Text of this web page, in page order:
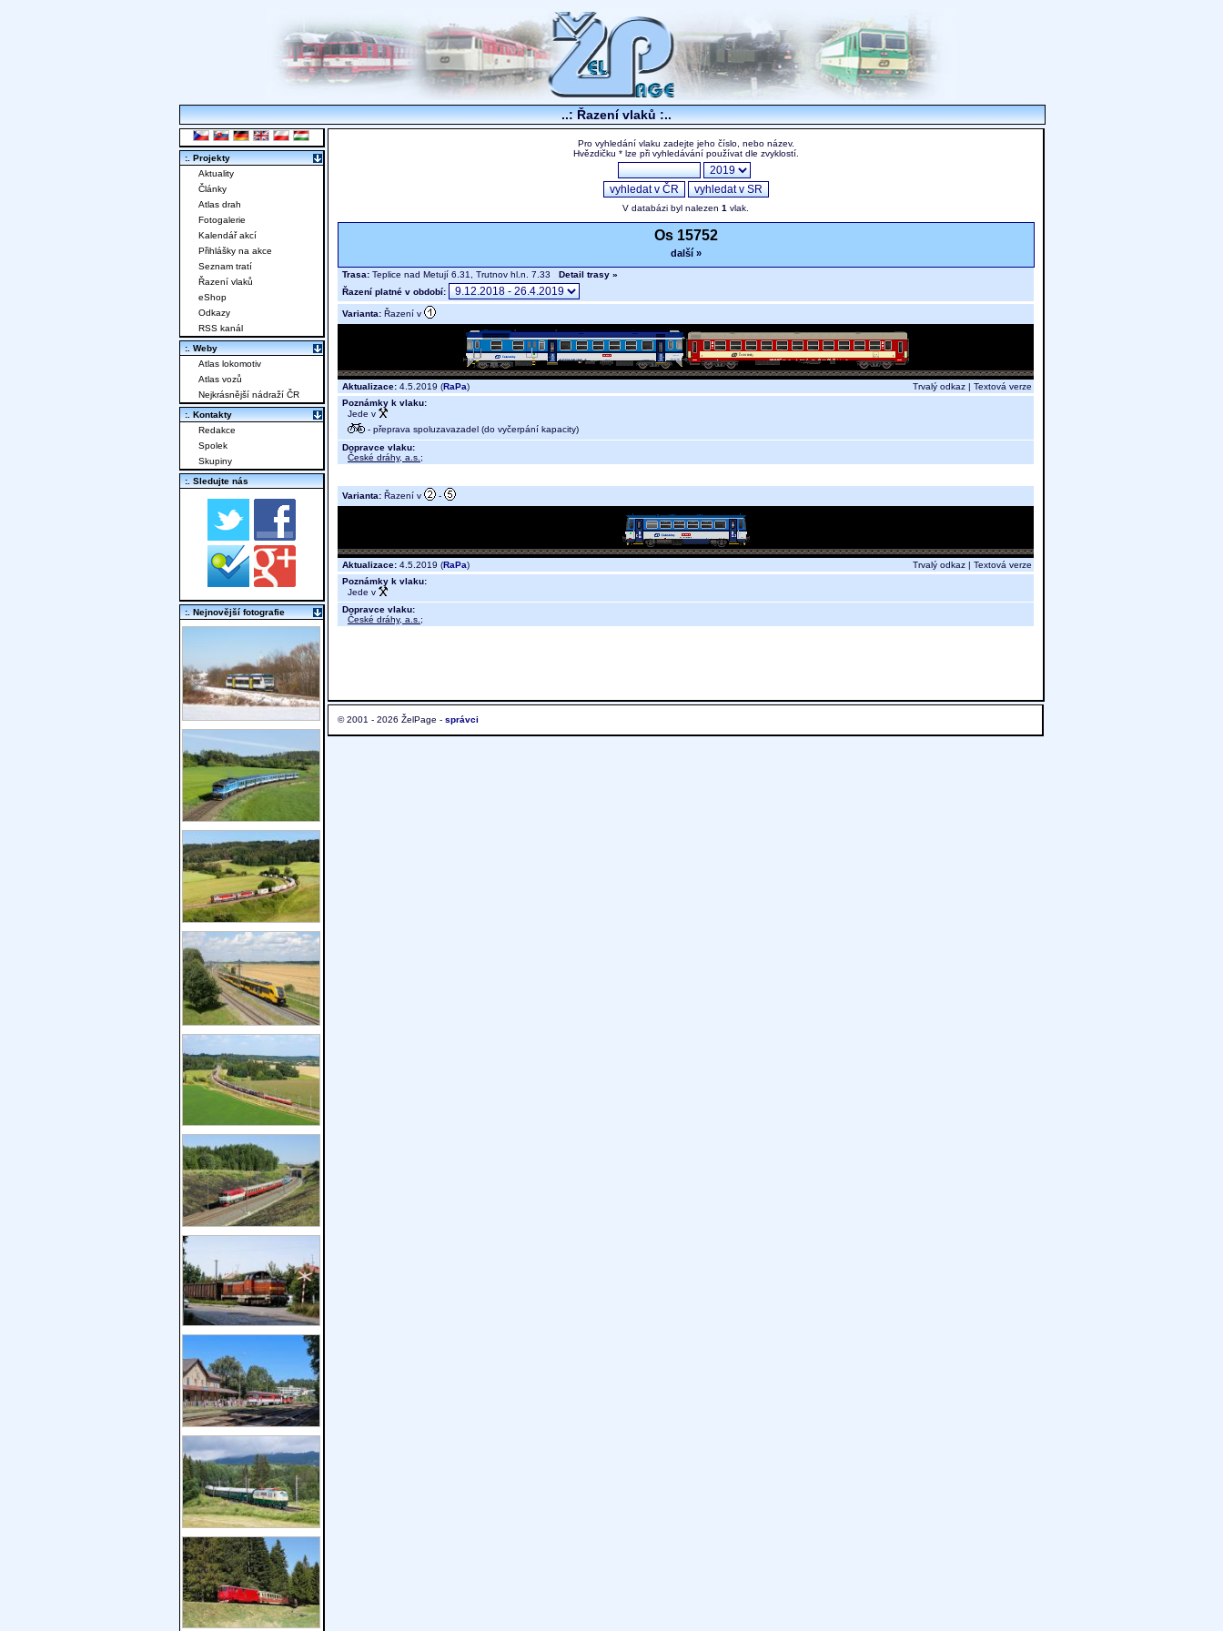
..: Řazení vlaků :..
Pro vyhledání vlaku zadejte jeho číslo, nebo název.
Hvězdičku * lze při vyhledávání používat dle zvyklostí.
V databázi byl nalezen 1 vlak.
Os 15752
další »
Trasa: Teplice nad Metují 6.31, Trutnov hl.n. 7.33 Detail trasy »
Řazení platné v období:
Varianta: Řazení v
Aktualizace: 4.5.2019 (RaPa) Trvalý odkaz | Textová verze
Poznámky k vlaku:
Jede v
- přeprava spoluzavazadel (do vyčerpání kapacity)
Dopravce vlaku:
České dráhy, a.s. ;
Varianta: Řazení v -
Aktualizace: 4.5.2019 (RaPa) Trvalý odkaz | Textová verze
Poznámky k vlaku:
Jede v
Dopravce vlaku:
České dráhy, a.s. ;
© 2001 - 2026 ŽelPage - správci
:. Projekty
Aktuality
Články
Atlas drah
Fotogalerie
Kalendář akcí
Přihlášky na akce
Seznam tratí
Řazení vlaků
eShop
Odkazy
RSS kanál
:. Weby
Atlas lokomotiv
Atlas vozů
Nejkrásnější nádraží ČR
:. Kontakty
Redakce
Spolek
Skupiny
:. Sledujte nás
:. Nejnovější fotografie